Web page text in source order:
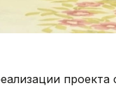
проекта